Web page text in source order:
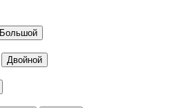
Большой
Двойной